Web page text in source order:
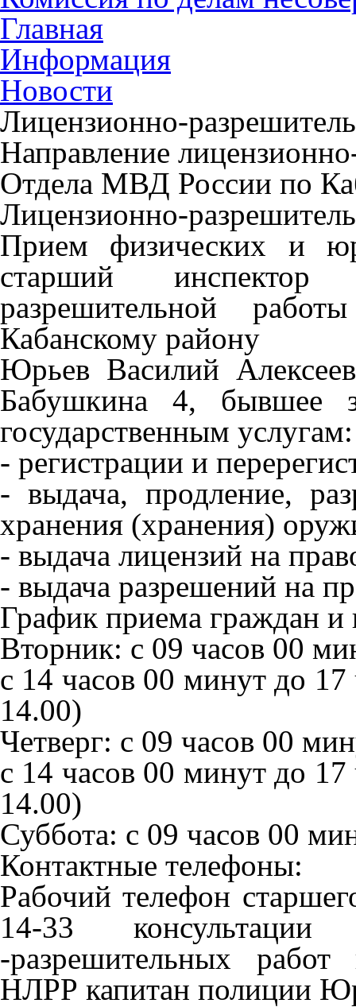
Главная
Информация
Новости
Лицензионно-
Направление
Отдела МВД России по
Лицензионно-
Прием физических и
старший инспектор
разрешительной
Кабанскому району
Юрьев Василий
Бабушкина 4, бывшее
государственным услугам:
- регистрации и
- выдача, продление,
хранения (хранения)
- выдача лицензий на
- выдача разрешений на
График приема граждан
Вторник: с 09 часов 00
с 14 часов 00 минут до
14.00)
Четверг: с 09 часов 00
с 14 часов 00 минут до
14.00)
Суббота: с 09 часов 00
Контактные телефоны:
Рабочий телефон
14-33
-разрешительных
НЛРР капитан полиции